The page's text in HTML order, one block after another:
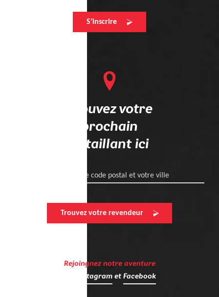
S’inscrire
Trouvez votre
prochain
détaillant ici
Entrez votre code postal et votre ville
Trouvez votre revendeur
Rejoingnez notre aventure
Instagramet Facebook